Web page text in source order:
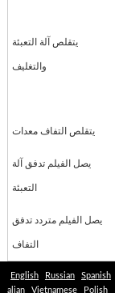
يتقلص آلة التعبئة
والتغليف
يتقلص التفاف معدات
يصل الفيلم تدفق آلة
التعبئة
يصل الفيلم متردد تدفق
التفاف
English Russian Spanish
alian
Vietnamese Polish